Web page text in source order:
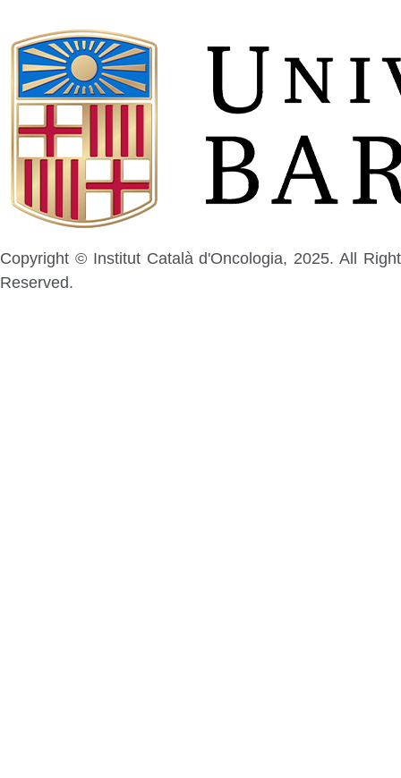
Copyright © Institut Català d'Oncologia, 2025. All Right
Reserved.